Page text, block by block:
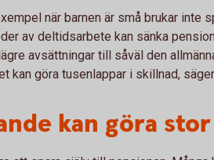
när barnen är små brukar inte
av deltidsarbete kan sänka
avsättningar till såväl den
kan göra tusenlappar i skillnad,
kan göra